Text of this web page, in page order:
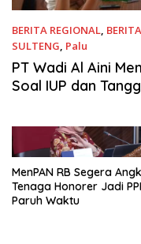
BERITA REGIONAL,
SULTENG, Palu
Desember 31, 2025
PT Wadi Al Aini
Soal IUP dan
MenPAN RB Segera
Tenaga Honorer Jadi
Paruh Waktu